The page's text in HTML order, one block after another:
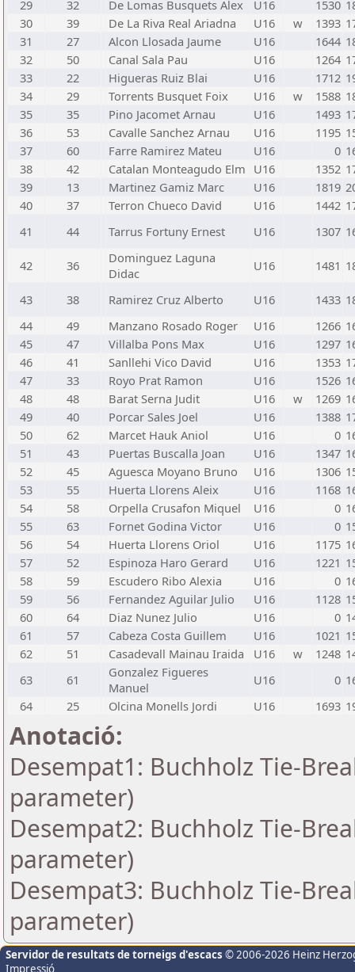
29
32 De Lomas Busquets Alex U16 1530
30
39 De La Riva Real Ariadna U16 w 1393
31
27 Alcon Llosada Jaume U16 1644
32
50 Canal Sala Pau U16 1264
33
22 Higueras Ruiz Blai U16 1712
34
29 Torrents Busquet Foix U16 w 1588
35
35 Pino Jacomet Arnau U16 1493
36
53 Cavalle Sanchez Arnau U16 1195
37
60 Farre Ramirez Mateu U16 0
38
42 Catalan Monteagudo Elm U16 1352
39
13 Martinez Gamiz Marc U16 1819
40
37 Terron Chueco David U16 1442
41
44 Tarrus Fortuny Ernest U16 1307
42 36
Dominguez Laguna
Didac
U16 1481
43 38 Ramirez Cruz Alberto U16 1433
44
49 Manzano Rosado Roger U16 1266
45
47 Villalba Pons Max U16 1297
46
41 Sanllehi Vico David U16 1353
47
33 Royo Prat Ramon U16 1526
48
48 Barat Serna Judit U16 w 1269
49
40 Porcar Sales Joel U16 1388
50
62 Marcet Hauk Aniol U16 0
51
43 Puertas Buscalla Joan U16 1347
52
45 Aguesca Moyano Bruno U16 1306
53
55 Huerta Llorens Aleix U16 1168
54
58 Orpella Crusafon Miquel U16 0
55
63 Fornet Godina Victor U16 0
56
54 Huerta Llorens Oriol U16 1175
57
52 Espinoza Haro Gerard U16 1221
58
59 Escudero Ribo Alexia U16 0
59
56 Fernandez Aguilar Julio U16 1128
60
64 Diaz Nunez Julio U16 0
61
57 Cabeza Costa Guillem U16 1021
62
51 Casadevall Mainau Iraida U16 w 1248
63
61
Gonzalez Figueres
Manuel
U16 0
64
25 Olcina Monells Jordi U16 1693
Anotació:
Desempat1: Buchholz Tie-
parameter)
Desempat2: Buchholz Tie-
parameter)
Desempat3: Buchholz Tie-
parameter)
Servidor de resultats de torneigs d'escacs © 2006-2026 Heinz
Impressió